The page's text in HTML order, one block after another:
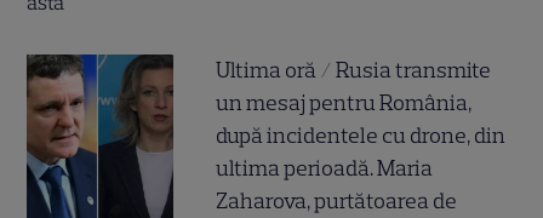
Ultima oră / Rusia transmite
un mesaj pentru România,
după incidentele cu drone, din
ultima perioadă. Maria
Zaharova, purtătoarea de